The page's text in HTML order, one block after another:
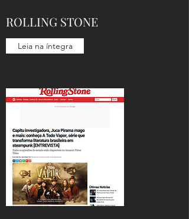
ROLLING STONE
Leia na íntegra